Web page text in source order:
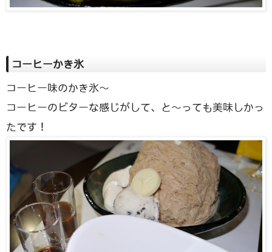
コーヒーかき氷
コーヒー味のかき氷〜
コーヒーのビターな感じがして、と～っても美味しかっ
たです！